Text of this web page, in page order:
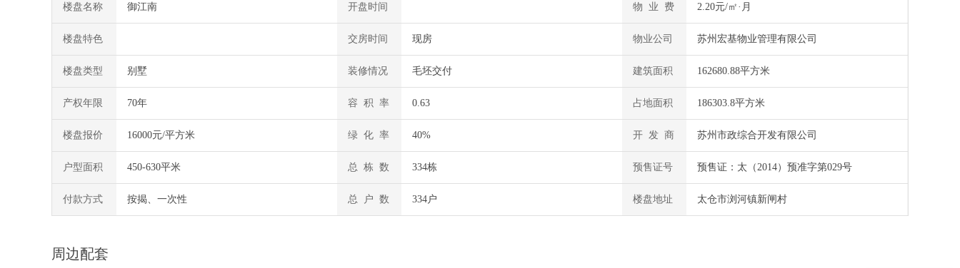
楼盘名称 御江南 开盘时间 物 业 费 2.20元/㎡·月
楼盘特色 交房时间 现房 物业公司 苏州宏基物业管理有限公司
楼盘类型 别墅 装修情况 毛坯交付 建筑面积 162680.88平方米
产权年限 70年 容 积 率 0.63 占地面积 186303.8平方米
楼盘报价 16000元/平方米 绿 化 率 40% 开 发 商 苏州市政综合开发有限公司
户型面积 450-630平米 总 栋 数 334栋 预售证号 预售证：太（2014）预准字第029号
付款方式 按揭、一次性 总 户 数 334户 楼盘地址 太仓市浏河镇新闸村
周边配套